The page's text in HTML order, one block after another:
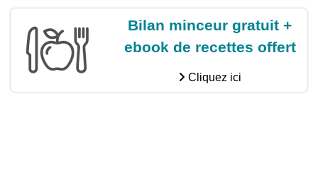
Bilan minceur gratuit +
ebook de recettes offert
Cliquez ici